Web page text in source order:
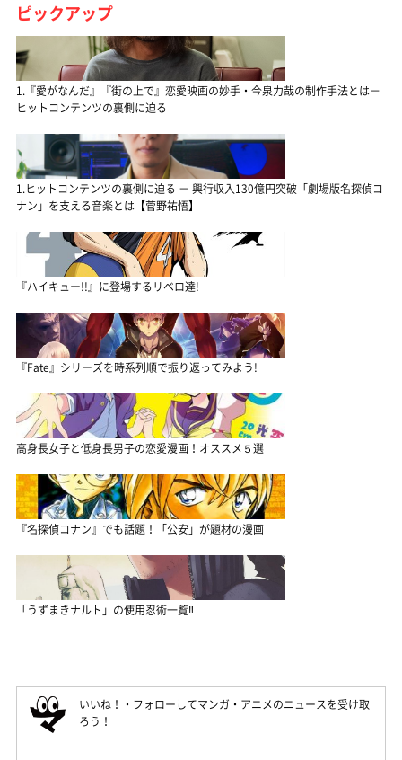
ピックアップ
1.『愛がなんだ』『街の上で』恋愛映画の妙手・今泉力哉の制作手法とは－
ヒットコンテンツの裏側に迫る
1.ヒットコンテンツの裏側に迫る － 興行収入130億円突破「劇場版名探偵コ
ナン」を支える音楽とは【菅野祐悟】
『ハイキュー!!』に登場するリベロ達!
『Fate』シリーズを時系列順で振り返ってみよう!
高身長女子と低身長男子の恋愛漫画！オススメ５選
『名探偵コナン』でも話題！「公安」が題材の漫画
「うずまきナルト」の使用忍術一覧‼
いいね！・フォローしてマンガ・アニメのニュースを受け取
ろう！